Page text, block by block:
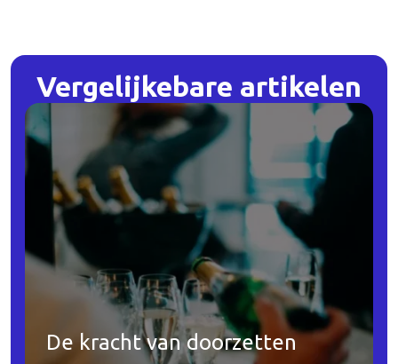
Vergelijkebare artikelen
De kracht van doorzetten